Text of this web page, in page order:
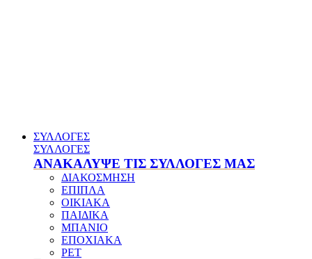
ΣΥΛΛΟΓΕΣ
ΣΥΛΛΟΓΕΣ
ΑΝΑΚΑΛΥΨΕ ΤΙΣ ΣΥΛΛΟΓΕΣ ΜΑΣ
ΔΙΑΚΟΣΜΗΣΗ
ΕΠΙΠΛΑ
ΟΙΚΙΑΚΑ
ΠΑΙΔΙΚΑ
ΜΠΑΝΙΟ
ΕΠΟΧΙΑΚΑ
PET